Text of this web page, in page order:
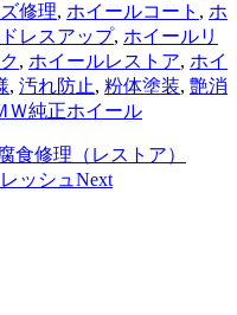
修理, ホイールコート , ホ
レスアップ, ホイールリ
, ホイールレストア, ホイ
, 汚れ防止, 粉体塗装, 艶消
Ｗ純正ホイール
食修理（レストア）
ッシュ Next